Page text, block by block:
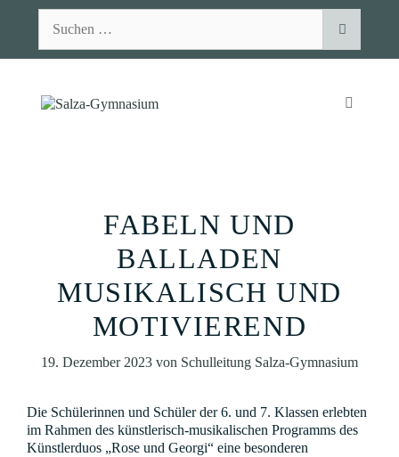
nach:
FABELN UND
BALLADEN
MUSIKALISCH UND
MOTIVIEREND
19. Dezember 2023 von Schulleitung Salza-Gymnasium
Die Schülerinnen und Schüler der 6. und 7. Klassen erlebten
im Rahmen des künstlerisch-musikalischen Programms des
Künstlerduos „Rose und Georgi“ eine besonderen